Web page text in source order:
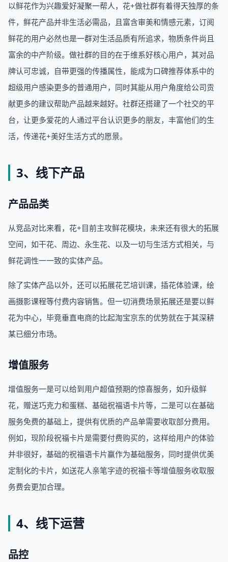
以鲜花作为兴趣爱好凝聚一帮人，花+做社群有着得天独厚的条
件，鲜花产品并非生活必需品，且富含审美和情感元素，订阅
鲜花的用户必然也是一群对生活品质有所追求，物质条件尚且
富余的中产阶级。做社群的目的在于维系好核心用户，其对品
牌认可忠诚，自带更强的传播属性，能成为口碑推荐体系中的
超级用户感染更多的普通用户，同时其能从用户角度给公司贡
献更多的建议帮助产品越来越好。社群还搭建了一个社交的平
台，让更多爱花的人通过平台认识更多的朋友，丰富他们的生
活，传递花+美好生活方式的愿景。
3、线下产品
产品品类
从竞品对比来看，花+目前主攻鲜花模块，未来还有很大的拓展
空间，如干花、周边、永生花、以及一切与生活方式相关，与
鲜花调性一一致的实体产品。
除了实体产品以外，还可以拓展花艺培训课，插花体验课，绘
画摄影课程等付费内容销售。但一切消费场景拓展还是要以鲜
花为中心，毕竟垂直电商的比起淘宝京东的优势就在于其深耕
某已细分市场。
增值服务
增值服务一是可以给到用户超值预期的惊喜服务，如升级鲜
花，赠送巧克力和蛋糕、基础祝福语卡片等，二是可以在基础
服务免费的基础上，提供有优质的产品单需要收取部分费用。
例如，现阶段祝福卡片是需要付费购买的，这样给用户的体验
并非很好，基础的祝福语卡片赢作为基础服务，同时提供优美
定制化的卡片，如送花人亲笔字迹的祝福卡等增值服务收取服
务费会更加合理。
4、线下运营
品控